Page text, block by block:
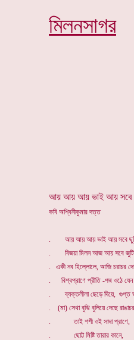
মিলনসাগর
আয় আয় আয় ভাই আয় সবে
কবি অশ্বিনীকুমার দত্ত
. আয় আয় আয় ভাই আয় সবে
. বিজয়া মিলন আজ আয় সবে
. একী নব হিল্লোলে, আজি চরাচর
. বিশ্বপ্রাণে প্রীতি -পদ্ম ওঠে যেন
. ব্যক্তলীলা ছেড়ে দিয়ে, গুপ্ত
. (মা) সেথা বুঝি বুলিয়ে দেছে
. তাই শশী ওই সাদা প্রাণে,
. ছোট্ট মিষ্টি তারার কানে,